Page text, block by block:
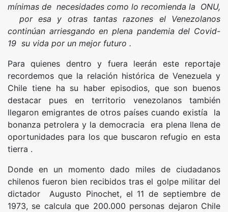
mínimas de necesidades como lo recomienda la ONU,
por esa y otras tantas razones el Venezolanos
continúan arriesgando en plena pandemia del Covid-
19 su vida por un mejor futuro .
Para quienes dentro y fuera leerán este reportaje
recordemos que la relación histórica de Venezuela y
Chile tiene ha su haber episodios, que son buenos
destacar pues en territorio venezolanos también
llegaron emigrantes de otros países cuando existía la
bonanza petrolera y la democracia era plena llena de
oportunidades para los que buscaron refugio en esta
tierra .
Donde en un momento dado miles de ciudadanos
chilenos fueron bien recibidos tras el golpe militar del
dictador Augusto Pinochet, el 11 de septiembre de
1973, se calcula que 200.000 personas dejaron Chile